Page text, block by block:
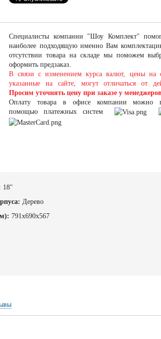
Специалисты компании "Шоу Комплект"
наиболее подходящую именно Вам
отсутствии товара на складе мы поможем
оформить предзаказ.
В связи с изменением курса валют, цены на
указанные на сайте, могут отличаться от
Просим уточнять цену при заказе у
Оплату товара в офисе компании можно
помощью платежных систем
18"
Дерево
791x690x567